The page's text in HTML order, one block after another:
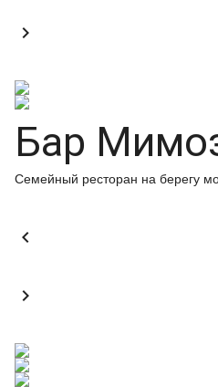

Бар
Семейный ресторан на берегу

